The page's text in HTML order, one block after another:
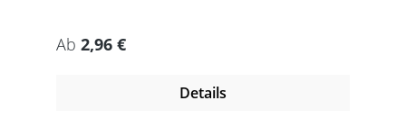
Regulärer Preis:
Ab 2,96 €
Details